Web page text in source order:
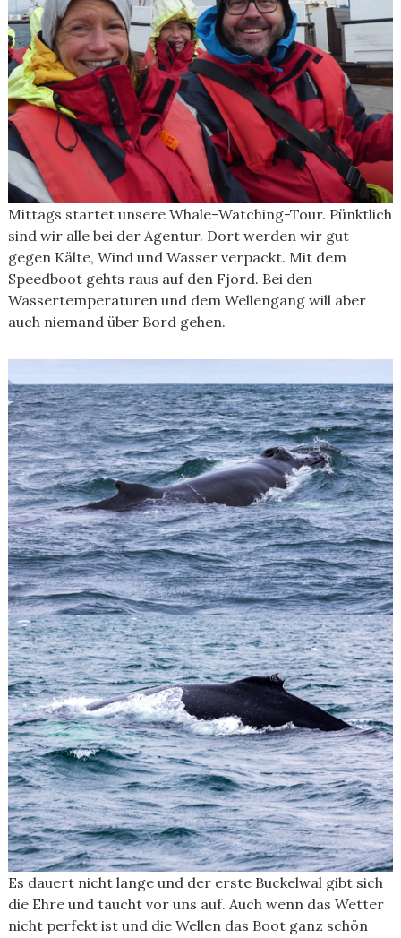
Mittags startet unsere Whale-Watching-Tour. Pünktlich
sind wir alle bei der Agentur. Dort werden wir gut
gegen Kälte, Wind und Wasser verpackt. Mit dem
Speedboot gehts raus auf den Fjord. Bei den
Wassertemperaturen und dem Wellengang will aber
auch niemand über Bord gehen.
Es dauert nicht lange und der erste Buckelwal gibt sich
die Ehre und taucht vor uns auf. Auch wenn das Wetter
nicht perfekt ist und die Wellen das Boot ganz schön